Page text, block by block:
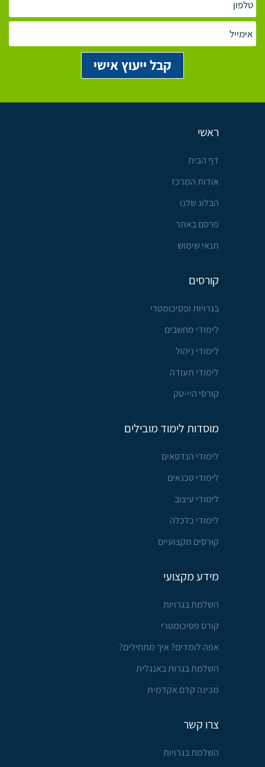
ראשי
דף הבית
אודות המרכז
הבלוג שלנו
פרסם באתר
תנאי שימוש
קורסים
בגרויות ופסיכומטרי
לימודי מחשבים
לימודי ניהול
לימודי תעודה
קורסי היי-טק
מוסדות לימוד מובילים
לימודי הנדסאים
לימודי טכנאים
לימודי עיצוב
לימודי כלכלה
קורסים מקצועיים
מידע מקצועי
השלמת בגרויות
קורס פסיכומטרי
אפה לומדים? איך מתחילים?
השלמת בגרות באנגלית
מכינה קדם אקדמית
צרו קשר
השלמת בגרויות